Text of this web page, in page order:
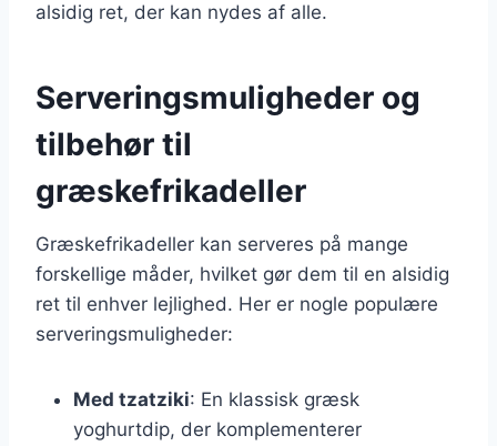
alsidig ret, der kan nydes af alle.
Serveringsmuligheder og
tilbehør til
græskefrikadeller
Græskefrikadeller kan serveres på mange
forskellige måder, hvilket gør dem til en alsidig
ret til enhver lejlighed. Her er nogle populære
serveringsmuligheder:
Med tzatziki: En klassisk græsk
yoghurtdip, der komplementerer